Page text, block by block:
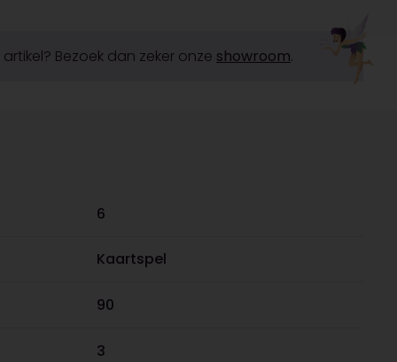
Bezoek dan zeker onze showroom.
6
Kaartspel
90
3